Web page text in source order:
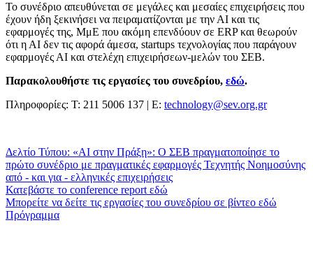
Το συνέδριο απευθύνεται σε μεγάλες και μεσαίες επιχειρήσεις που
έχουν ήδη ξεκινήσει να πειραματίζονται με την ΑΙ και τις
εφαρμογές της, ΜμΕ που ακόμη επενδύουν σε ERP και θεωρούν
ότι η ΑΙ δεν τις αφορά άμεσα, startups τεχνολογίας που παράγουν
εφαρμογές ΑΙ και στελέχη επιχειρήσεων-μελών του ΣΕΒ.
Παρακολουθήστε τις εργασίες του συνεδρίου, εδώ.
Πληροφορίες: Τ: 211 5006 137 | E: technology@sev.org.gr
Δελτίο Τύπου: «AI στην Πράξη»: Ο ΣΕΒ πραγματοποίησε το
πρώτο συνέδριο με πραγματικές εφαρμογές Τεχνητής Νοημοσύνης
από - και για - ελληνικές επιχειρήσεις
Κατεβάστε το conference report εδώ
Μπορείτε να δείτε τις εργασίες του συνεδρίου σε βίντεο εδώ
Πρόγραμμα